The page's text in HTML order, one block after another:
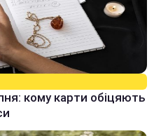
кому карти обіцяють